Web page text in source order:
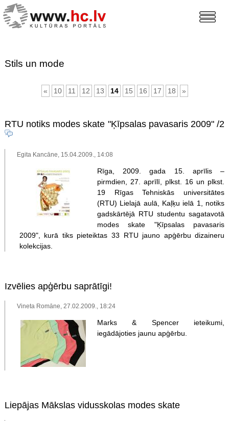
Stils un mode
« 10 11 12 13 14 15 16 17 18 »
RTU notiks modes skate "Ķīpsalas pavasaris 2009"/2
Egita Kancāne, 15.04.2009., 14:08
Rīga, 2009. gada 15. aprīlis –
pirmdien, 27. aprīlī, plkst. 16 un plkst.
19 Rīgas Tehniskās universitātes
(RTU) Lielajā aulā, Kaļķu ielā 1, notiks
gadskārtējā RTU studentu sagatavotā
modes skate "Ķīpsalas pavasaris
2009", kurā tiks pieteiktas 33 RTU jauno apģērbu dizaineru
kolekcijas.
Izvēlies apģērbu saprātīgi!
Vineta Romāne, 27.02.2009., 18:24
Marks & Spencer ieteikumi,
iegādājoties jaunu apģērbu.
Liepājas Mākslas vidusskolas modes skate